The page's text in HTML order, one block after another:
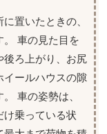
置いたときの、
。 車の見た目を
後ろ上がり、お尻
イールハウスの隙
車の姿勢は、
け乗っている状